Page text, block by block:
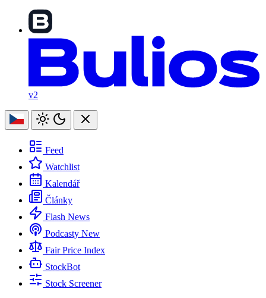
v2
Feed
Watchlist
Kalendář
Články
Flash News
Podcasty New
Fair Price Index
StockBot
Stock Screener